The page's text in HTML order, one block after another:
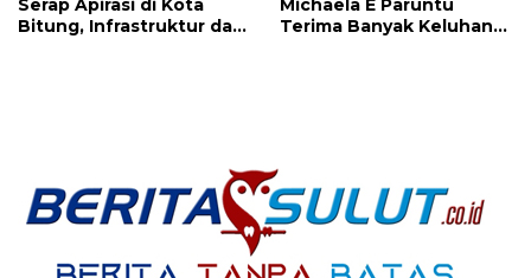
Serap Apirasi di Kota
Bitung, Infrastruktur dan
Michaela E Paruntu
Terima Banyak Keluhan